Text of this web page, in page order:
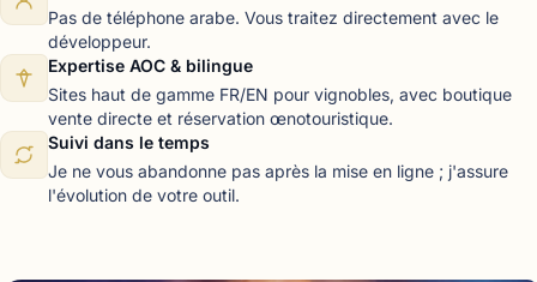
Pas de téléphone arabe. Vous traitez directement avec le
développeur.
Expertise AOC & bilingue
Sites haut de gamme FR/EN pour vignobles, avec boutique
vente directe et réservation œnotouristique.
Suivi dans le temps
Je ne vous abandonne pas après la mise en ligne ; j'assure
l'évolution de votre outil.